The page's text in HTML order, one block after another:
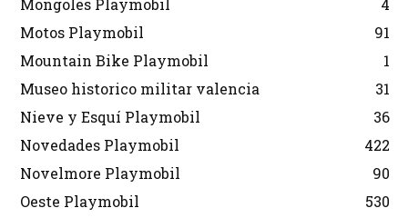
Motos Playmobil
91
Mountain Bike Playmobil
1
Museo historico militar valencia
31
Nieve y Esquí Playmobil
36
Novedades Playmobil
422
Novelmore Playmobil
90
Oeste Playmobil
530